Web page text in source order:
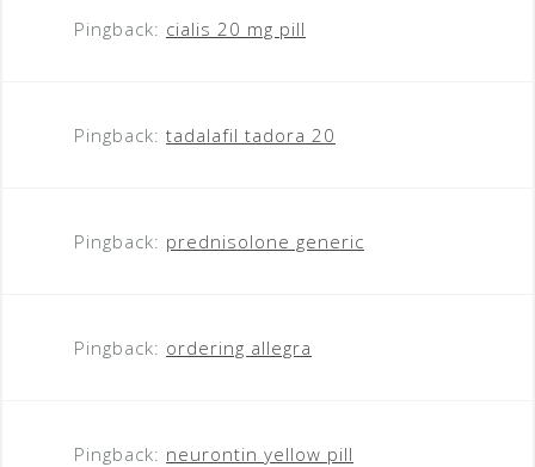
Pingback: cialis 20 mg pill
Pingback: tadalafil tadora 20
Pingback: prednisolone generic
Pingback: ordering allegra
Pingback: neurontin yellow pill